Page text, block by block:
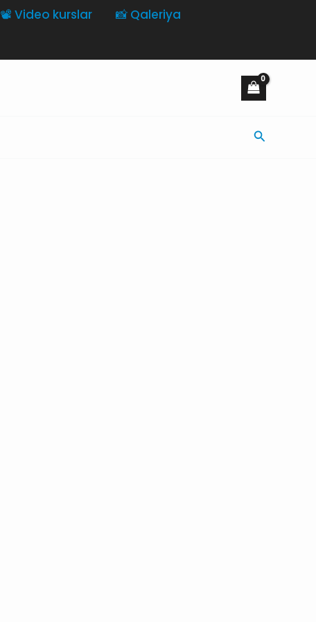
📽️ Video kurslar
📸 Qaleriya
Axtarış